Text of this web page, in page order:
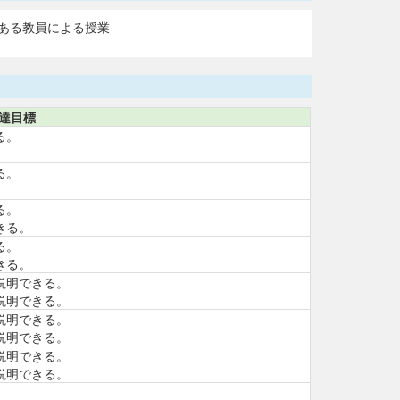
る教員による授業
目標
。
。
できる。
できる。
できる。
できる。
できる。
できる。